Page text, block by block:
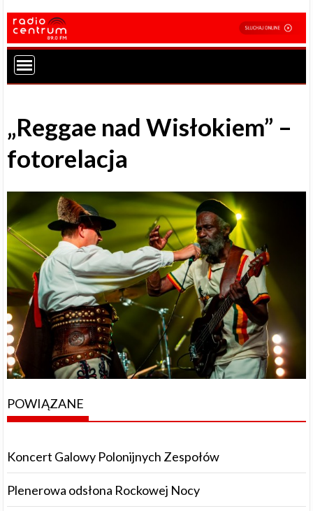
„Reggae nad Wisłokiem” –
fotorelacja
POWIĄZANE
Koncert Galowy Polonijnych Zespołów
Plenerowa odsłona Rockowej Nocy